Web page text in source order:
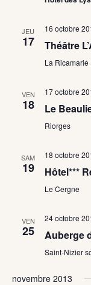
JEU
17
16 octobre
Théâtre
La Ricamarie
VEN
18
17 octobre
Le
Riorges
SAM
19
18 octobre
Hôtel***
Le Cergne
VEN
25
24 octobre
Auberge
Saint-Nizier
novembre 2013